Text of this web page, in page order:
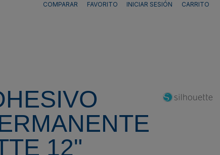
COMPARAR
FAVORITO INICIAR SESIÓN CARRITO
12"